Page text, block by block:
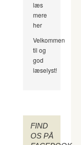
læs
mere
her
Velkommen
til og
god
læselyst!
FIND
OS PÅ